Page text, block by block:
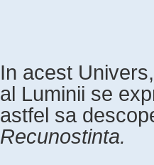
In acest
al Luminii se
astfel sa
Recunostinta.